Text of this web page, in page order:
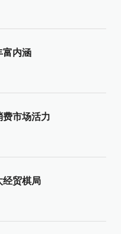
富内涵
费市场活力
经贸棋局